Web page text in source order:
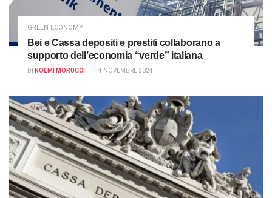
GREEN ECONOMY
Bei e Cassa depositi e prestiti collaborano a
supporto dell’economia “verde” italiana
DI NOEMI MORUCCI 4 NOVEMBRE 2024